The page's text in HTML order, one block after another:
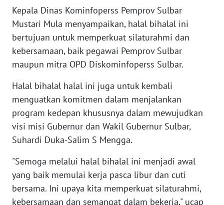
Kepala Dinas Kominfoperss Pemprov Sulbar
Mustari Mula menyampaikan, halal bihalal ini
bertujuan untuk memperkuat silaturahmi dan
kebersamaan, baik pegawai Pemprov Sulbar
maupun mitra OPD Diskominfoperss Sulbar.
Halal bihalal halal ini juga untuk kembali
menguatkan komitmen dalam menjalankan
program kedepan khususnya dalam mewujudkan
visi misi Gubernur dan Wakil Gubernur Sulbar,
Suhardi Duka-Salim S Mengga.
"Semoga melalui halal bihalal ini menjadi awal
yang baik memulai kerja pasca libur dan cuti
bersama. Ini upaya kita memperkuat silaturahmi,
kebersamaan dan semangat dalam bekerja," ucap
WN
JAKARTA
WN
JABAR
BANTEN
WN
NTT
KEPRI
WN
PAPUA